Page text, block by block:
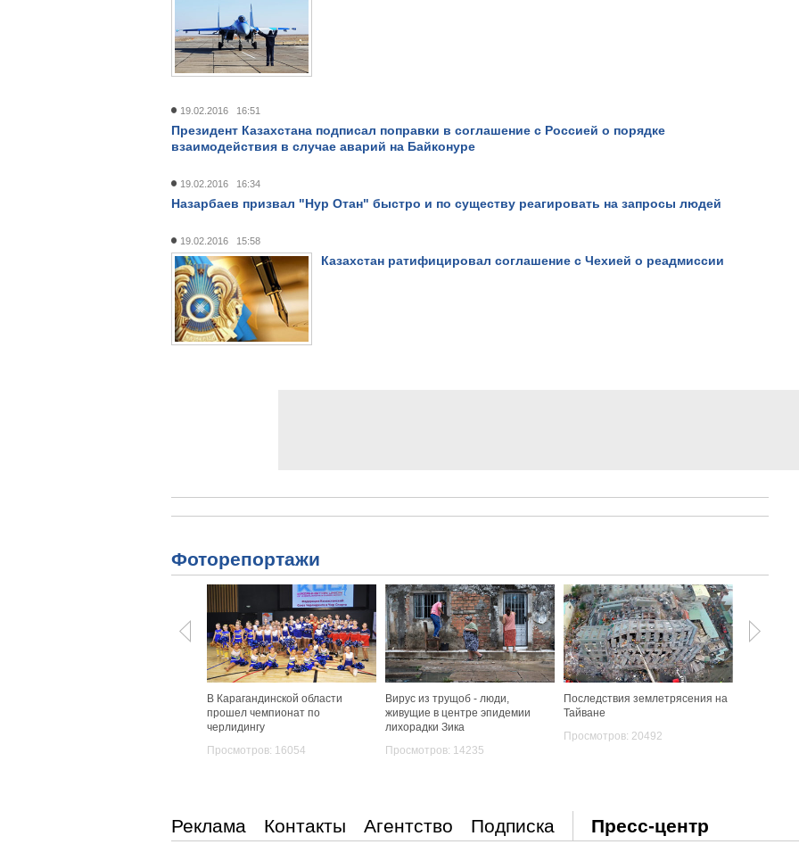
19.02.2016 16:51
Президент Казахстана подписал поправки в соглашение с Россией о порядке
взаимодействия в случае аварий на Байконуре
19.02.2016 16:34
Назарбаев призвал "Нур Отан" быстро и по существу реагировать на запросы людей
19.02.2016 15:58
Казахстан ратифицировал соглашение с Чехией о реадмиссии
Беспрепятственное
Просмотров: 10896
Фоторепортажи
В Карагандинской области
прошел чемпионат по
черлидингу
Просмотров: 16054
Вирус из трущоб - люди,
живущие в центре эпидемии
лихорадки Зика
Просмотров: 14235
Последствия землетрясения на
Тайване
Просмотров: 20492
Реклама Контакты Агентство Подписка Пресс-центр